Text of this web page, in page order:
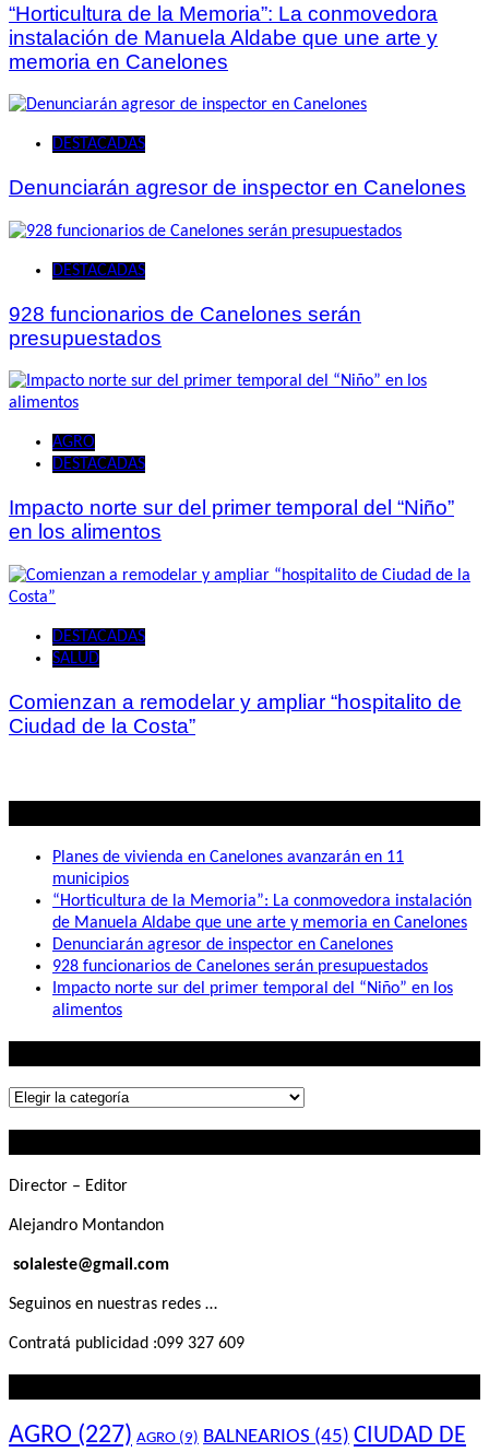
“Horticultura de la Memoria”: La conmovedora
instalación de Manuela Aldabe que une arte y
memoria en Canelones
DESTACADAS
Denunciarán agresor de inspector en Canelones
DESTACADAS
928 funcionarios de Canelones serán
presupuestados
AGRO
DESTACADAS
Impacto norte sur del primer temporal del “Niño”
en los alimentos
DESTACADAS
SALUD
Comienzan a remodelar y ampliar “hospitalito de
Ciudad de la Costa”
Planes de vivienda en Canelones avanzarán en 11
municipios
“Horticultura de la Memoria”: La conmovedora instalación
de Manuela Aldabe que une arte y memoria en Canelones
Denunciarán agresor de inspector en Canelones
928 funcionarios de Canelones serán presupuestados
Impacto norte sur del primer temporal del “Niño” en los
alimentos
Lo
Director – Editor
Alejandro Montandon
solaleste@gmail.com
Seguinos en nuestras redes …
Contratá publicidad :099 327 609
AGRO (227) AGRO (9) BALNEARIOS (45) CIUDAD DE